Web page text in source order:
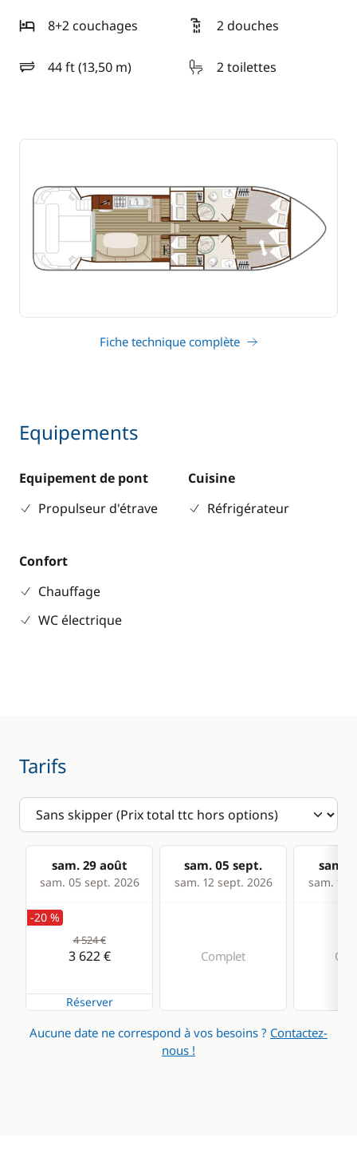
8+2 couchages
2 douches
44 ft (13,50 m)
longueur 2 toilettes
Fiche technique complète
Equipements
Equipement de pont
Propulseur d'étrave
Cuisine
Réfrigérateur
Confort
Chauffage
WC électrique
Tarifs
sam. 29 août
sam. 05 sept. 2026
sam. 05 sept.
sam. 12 sept. 2026
sam.
sam. 19
-20 %
4 524 €
3 622 €
Réserver
Complet
Aucune date ne correspond à vos besoins ? Contactez-
nous !